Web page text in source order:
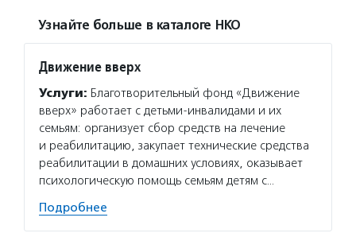
Узнайте больше в каталоге НКО
Движение вверх
Услуги: Благотворительный фонд «Движение
вверх» работает с детьми-инвалидами и их
семьям: организует сбор средств на лечение
и реабилитацию, закупает технические средства
реабилитации в домашних условиях, оказывает
психологическую помощь семьям детям с…
Подробнее